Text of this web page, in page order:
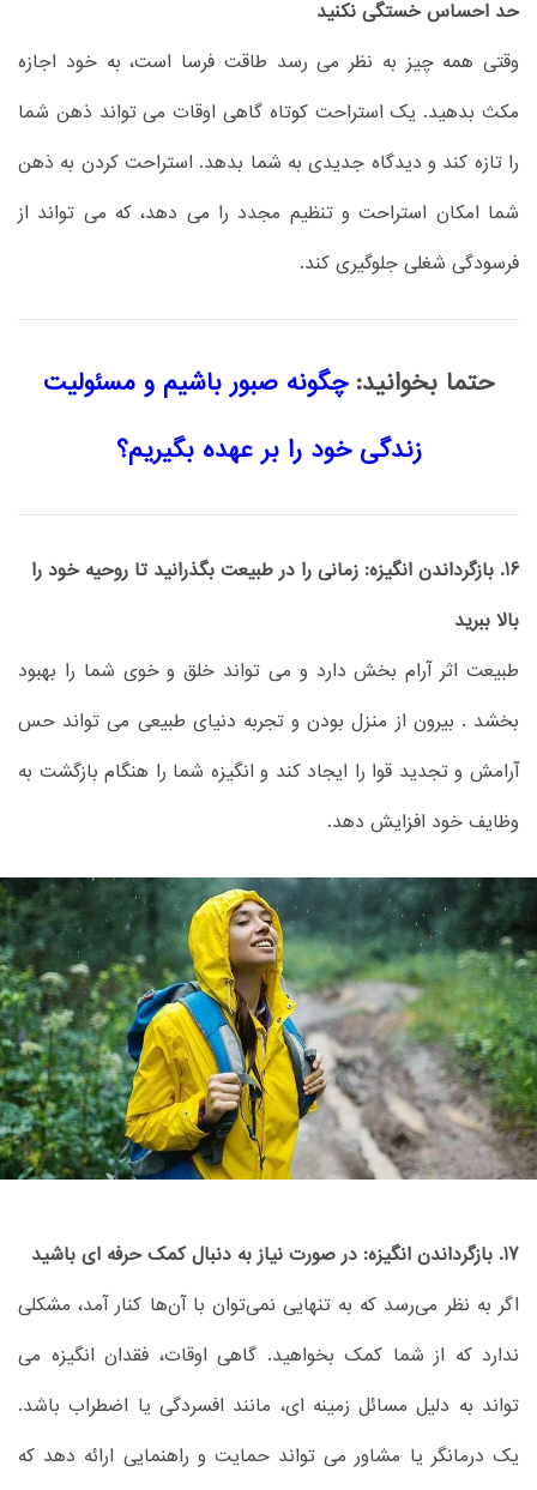
حد احساس خستگی نکنید
وقتی همه چیز به نظر می رسد طاقت فرسا است، به خود اجازه
مکث بدهید. یک استراحت کوتاه گاهی اوقات می تواند ذهن شما
را تازه کند و دیدگاه جدیدی به شما بدهد. استراحت کردن به ذهن
شما امکان استراحت و تنظیم مجدد را می دهد، که می تواند از
فرسودگی شغلی جلوگیری کند.
حتما بخوانید:چگونه صبور باشیم و مسئولیت
زندگی خود را بر عهده‌ بگیریم؟
16. بازگرداندن انگیزه: زمانی را در طبیعت بگذرانید تا روحیه خود را
بالا ببرید
طبیعت اثر آرام بخش دارد و می تواند خلق و خوی شما را بهبود
بخشد . بیرون از منزل بودن و تجربه دنیای طبیعی می تواند حس
آرامش و تجدید قوا را ایجاد کند و انگیزه شما را هنگام بازگشت به
وظایف خود افزایش دهد.
17. بازگرداندن انگیزه: در صورت نیاز به دنبال کمک حرفه ای باشید
اگر به نظر می‌رسد که به تنهایی نمی‌توان با آن‌ها کنار آمد، مشکلی
ندارد که از شما کمک بخواهید. گاهی اوقات، فقدان انگیزه می
تواند به دلیل مسائل زمینه ای، مانند افسردگی یا اضطراب باشد.
یک درمانگر یا مشاور می تواند حمایت و راهنمایی ارائه دهد که